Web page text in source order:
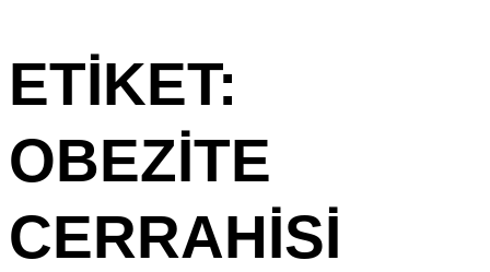
ETIKET:
OBEZITE
CERRAHISI